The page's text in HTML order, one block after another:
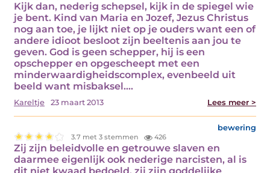
Kijk dan, nederig schepsel, kijk in de spiegel wie
je bent. Kind van Maria en Jozef, Jezus Christus
nog aan toe, je lijkt niet op je ouders want een of
andere idioot besloot zijn beeltenis aan jou te
geven. God is geen schepper, hij is een
opschepper en opgescheept met een
minderwaardigheidscomplex, evenbeeld uit
beeld want misbaksel.…
Kareltje 23 maart 2013 Lees meer >
bewering
3.7 met 3 stemmen 426
Zij zijn beleidvolle en getrouwe slaven en
daarmee eigenlijk ook nederige narcisten, al is